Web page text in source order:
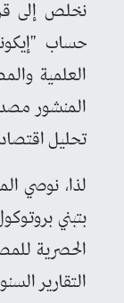
نخلص إلى
حساب
العلمية
المنشور
تحليل
لذا، نوصي
بتبني